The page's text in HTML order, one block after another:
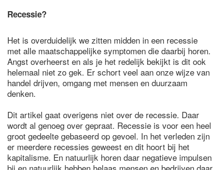
Recessie?
Het is overduidelijk we zitten midden in een recessie
met alle maatschappelijke symptomen die daarbij horen.
Angst overheerst en als je het redelijk bekijkt is dit ook
helemaal niet zo gek. Er schort veel aan onze wijze van
handel drijven, omgang met mensen en duurzaam
denken.
Dit artikel gaat overigens niet over de recessie. Daar
wordt al genoeg over gepraat. Recessie is voor een heel
groot gedeelte gebaseerd op gevoel. In het verleden zijn
er meerdere recessies geweest en dit hoort bij het
kapitalisme. En natuurlijk horen daar negatieve impulsen